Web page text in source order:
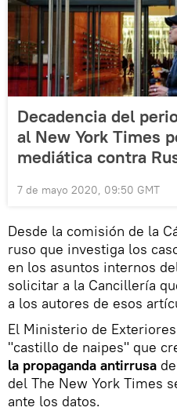
Decadencia del
al New York Times
mediática contra
7 de mayo 2020, 09:50 GMT
Desde la comisión de la
ruso que investiga los
en los asuntos internos
solicitar a la Cancillería
a los autores de esos
El Ministerio de
"castillo de naipes" que
la propaganda antirrusa
del The New York Times
ante los datos.